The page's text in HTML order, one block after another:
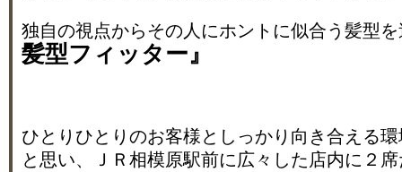
独自の視点からその人にホントに似合う髪型
髪型フィッター』
ひとりひとりのお客様としっかり向き合える
と思い、ＪＲ相模原駅前に広々した店内に２